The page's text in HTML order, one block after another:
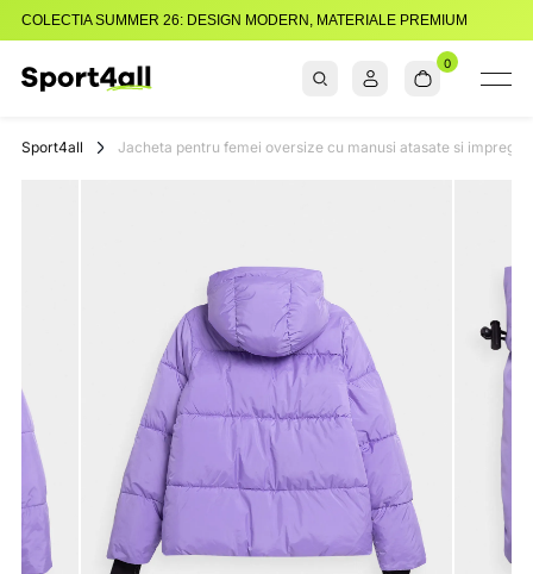
COLECTIA SUMMER 26: DESIGN MODERN, MATERIALE PREMIUM
0
Sport4all Jacheta pentru femei oversize cu manusi atasate si